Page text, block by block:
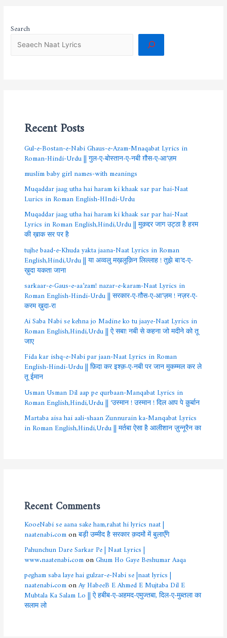
Search
Recent Posts
Gul-e-Bostan-e-Nabi Ghaus-e-Azam-Mnaqabat Lyrics in
Roman-Hindi-Urdu || गुल-ए-बोस्तान-ए-नबी ग़ौस-ए-आ’ज़म
muslim baby girl names-with meanings
Muqaddar jaag utha hai haram ki khaak sar par hai-Naat
Lurics in Roman English-HIndi-Urdu
Muqaddar jaag utha hai haram ki khaak sar par hai-Naat
Lyrics in Roman English,Hindi,Urdu || मुक़द्दर जाग उट्ठा है हरम
की ख़ाक सर पर है
tujhe baad-e-Khuda yakta jaana-Naat Lyrics in Roman
English,Hindi,Urdu || या अव्वलु मख़लूक़िन लिल्लाह ! तुझे बा’द-ए-
ख़ुदा यकता जाना
sarkaar-e-Gaus-e-aa’zam! nazar-e-karam-Naat Lyrics in
Roman English-Hindi-Urdu || सरकार-ए-ग़ौस-ए-आ’ज़म ! नज़र-ए-
करम ख़ुदा-रा
Ai Saba Nabi se kehna jo Madine ko tu jaaye-Naat Lyrics in
Roman English,Hindi,Urdu || ऐ सबा! नबी से कहना जो मदीने को तू
जाए
Fida kar ishq-e-Nabi par jaan-Naat Lyrics in Roman
English-Hindi-Urdu || फ़िदा कर इश्क़-ए-नबी पर जान मुकम्मल कर ले
तू ईमान
Usman Usman Dil aap pe qurbaan-Manqabat Lyrics in
Roman English,Hindi,Urdu || ‘उस्मान ! उस्मान ! दिल आप पे क़ुर्बान
Martaba aisa hai aali-shaan Zunnurain ka-Manqabat Lyrics
in Roman English,Hindi,Urdu || मर्तबा ऐसा है आलीशान ज़ुन्नूरैन का
Recent Comments
KooeNabi se aana sake ham,rahat hi lyrics naat |
naatenabi.comonबड़ी उम्मीद है सरकार क़दमों में बुलाएँगे
Pahunchun Dare Sarkar Pe | Naat Lyrics |
www.naatenabi.comonGhum Ho Gaye Beshumar Aaqa
pegham saba laye hai gulzar-e-Nabi se |naat lyrics |
naatenabi.comonAy HabeeB E Ahmed E Mujtaba Dil E
Mubtala Ka Salam Lo || ऐ हबीब-ए-अहमद-एमुज्तबा, दिल-ए-मुब्तला का
सलाम लो